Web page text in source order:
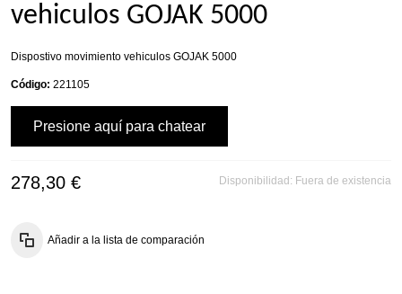
vehiculos GOJAK 5000
Dispostivo movimiento vehiculos GOJAK 5000
Código: 221105
Presione aquí para chatear
Disponibilidad: Fuera de existencia
278,30 €
Añadir a la lista de comparación